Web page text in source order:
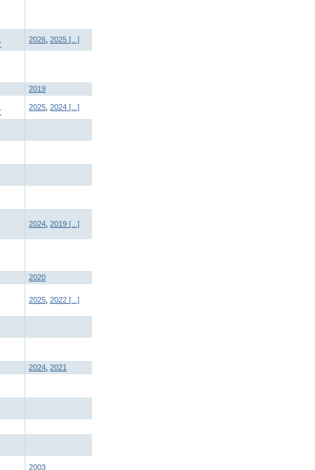
2026 2025 [...]
2019
2025 2024 [...]
2024 2019 [...]
2020
2025 2022 [...]
2024 2021
2003